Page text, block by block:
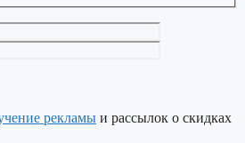
рекламы и рассылок о скидках